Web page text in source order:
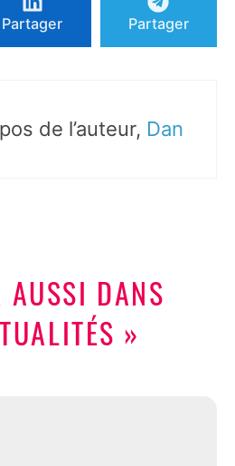
Partager Partager
de l’auteur, Dan
AUSSI DANS
»